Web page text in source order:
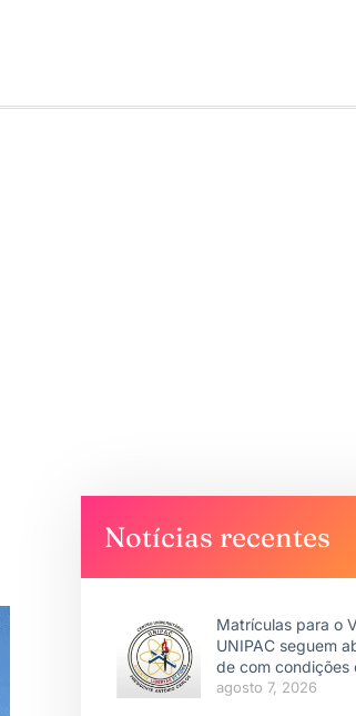
Notícias recentes
Matrículas para o
UNIPAC seguem
de com condições
agosto 7, 2026